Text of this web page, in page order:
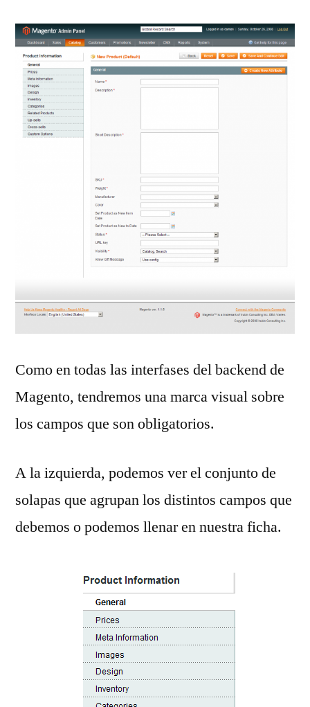
Como en todas las interfases del backend de
Magento, tendremos una marca visual sobre
los campos que son obligatorios.
A la izquierda, podemos ver el conjunto de
solapas que agrupan los distintos campos que
debemos o podemos llenar en nuestra ficha.